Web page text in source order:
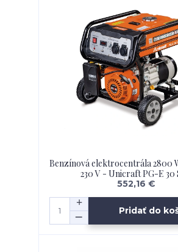
Benzínová elektrocentrála 2800
230 V - Unicraft PG-E 30
552,16 €
Pridať do